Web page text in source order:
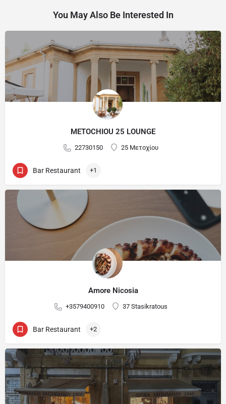
You May Also Be Interested In
METOCHIOU 25 LOUNGE
22730150 25 Μετοχίου
Bar Restaurant +1
Amore Nicosia
+3579400910 37 Stasikratous
Bar Restaurant +2